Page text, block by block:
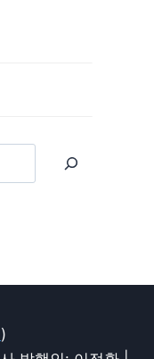
)